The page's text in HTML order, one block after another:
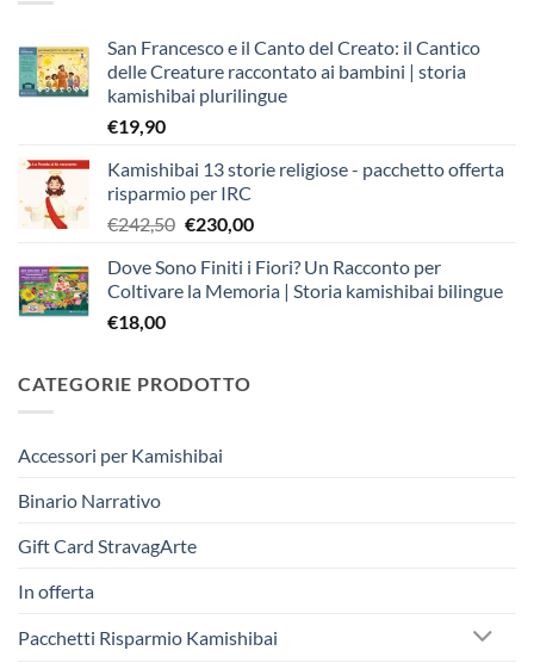
San Francesco e il Canto del Creato: il Cantico
delle Creature raccontato ai bambini | storia
kamishibai plurilingue
€19,90
Kamishibai 13 storie religiose - pacchetto offerta
risparmio per IRC
€242,50 Il
originale
era:
€230,00Il
attuale
è:
Dove Sono Finiti i Fiori? Un Racconto per
Coltivare la Memoria | Storia kamishibai bilingue
€18,00
CATEGORIE PRODOTTO
Accessori per Kamishibai
Binario Narrativo
Gift Card StravagArte
In offerta
Pacchetti Risparmio Kamishibai